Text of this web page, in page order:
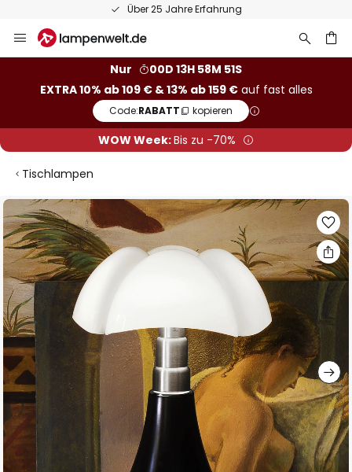
Über 25 Jahre Erfahrung
Inhalt
Nur
00D 13H 58M 51S
EXTRA 10% ab 109 € & 13% ab 159 €auf fast alles
Code:RABATT kopieren
WOW Week:Bis zu -70%
Tischlampen
Zum
Ende
der
Bildgalerie
springen